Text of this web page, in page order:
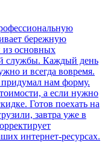
бережную
из основных
службы. Каждый день
и всегда вовремя.
придумал нам форму.
а если нужно
Готов поехать на
завтра уже в
интернет-ресурсах.